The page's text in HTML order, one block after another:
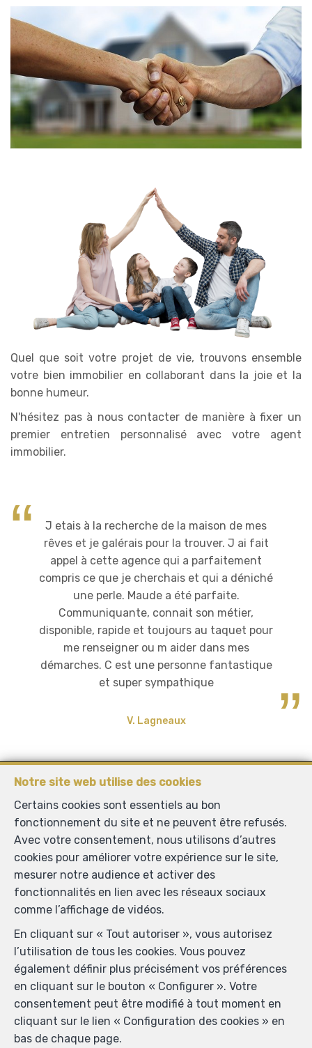
Quel que soit votre projet de vie, trouvons ensemble
votre bien immobilier en collaborant dans la joie et la
bonne humeur.
N'hésitez pas à nous contacter de manière à fixer un
premier entretien personnalisé avec votre agent
immobilier.
J etais à la recherche de la maison de mes
rêves et je galérais pour la trouver. J ai fait
appel à cette agence qui a parfaitement
compris ce que je cherchais et qui a déniché
une perle. Maude a été parfaite.
Communiquante, connait son métier,
disponible, rapide et toujours au taquet pour
me renseigner ou m aider dans mes
démarches. C est une personne fantastique
et super sympathique
V. Lagneaux
Notre site web utilise des cookies
Certains cookies sont essentiels au bon
fonctionnement du site et ne peuvent être refusés.
Avec votre consentement, nous utilisons d’autres
cookies pour améliorer votre expérience sur le site,
mesurer notre audience et activer des
fonctionnalités en lien avec les réseaux sociaux
comme l’affichage de vidéos.
En cliquant sur « Tout autoriser », vous autorisez
l’utilisation de tous les cookies. Vous pouvez
également définir plus précisément vos préférences
en cliquant sur le bouton « Configurer ». Votre
consentement peut être modifié à tout moment en
cliquant sur le lien « Configuration des cookies » en
bas de chaque page.
ADM IMMO
—
6150 Anderlues
TEL.0491 25 01 00
—
info@adm-immo.be
Agent immobilier agréé IPI sous le numéro 515.205 en
Belgique - N° entreprise : TVA BE-1.012.801.051-
Instance de contrôle: Institut professionnel des agents
immobiliers, rue du Luxembourg 16B, 1000 Bruxelles
(+32 2 505 38 50 - info@ipi.be) - Soumis aucode
déontologique de l’ IPI
RC professionnelle et cautionnement via AXA Belgium
SA, Place du Trône 1, 1000 Bruxelles – police n°
730.390.160. Couverture valable pour les activités